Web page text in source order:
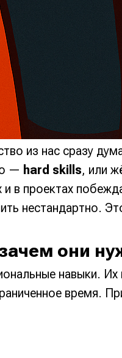
из нас сразу
— hard skills, или
в проектах
нестандартно.
они
навыки.
время.